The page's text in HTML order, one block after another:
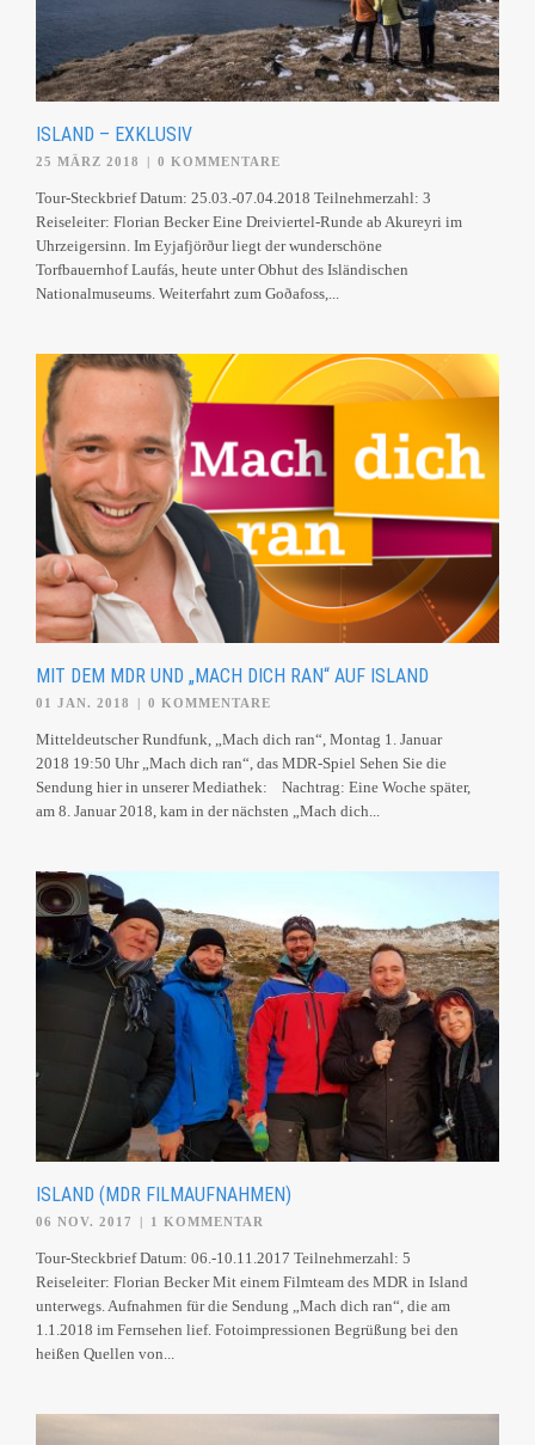
ISLAND – EXKLUSIV
25 MÄRZ 2018 | 0 KOMMENTARE
Tour-Steckbrief Datum: 25.03.-07.04.2018 Teilnehmerzahl: 3
Reiseleiter: Florian Becker Eine Dreiviertel-Runde ab Akureyri im
Uhrzeigersinn. Im Eyjafjörður liegt der wunderschöne
Torfbauernhof Laufás, heute unter Obhut des Isländischen
Nationalmuseums. Weiterfahrt zum Goðafoss,...
MIT DEM MDR UND „MACH DICH RAN“ AUF ISLAND
01 JAN. 2018 0 KOMMENTARE
Mitteldeutscher Rundfunk, „Mach dich ran“, Montag 1. Januar
2018 19:50 Uhr „Mach dich ran“, das MDR-Spiel Sehen Sie die
Sendung hier in unserer Mediathek: Nachtrag: Eine Woche später,
am 8. Januar 2018, kam in der nächsten „Mach dich...
ISLAND (MDR FILMAUFNAHMEN)
06 NOV. 2017 | 1 KOMMENTAR
Tour-Steckbrief Datum: 06.-10.11.2017 Teilnehmerzahl: 5
Reiseleiter: Florian Becker Mit einem Filmteam des MDR in Island
unterwegs. Aufnahmen für die Sendung „Mach dich ran“, die am
1.1.2018 im Fernsehen lief. Fotoimpressionen Begrüßung bei den
heißen Quellen von...